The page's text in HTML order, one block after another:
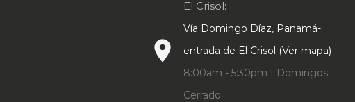
place
El Crisol:
Vía Domingo Díaz, Panamá-
entrada de El Crisol (Ver mapa)
8:00am - 5:30pm | Domingos:
Cerrado